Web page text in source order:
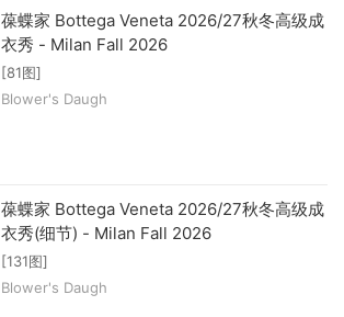
葆蝶家 Bottega Veneta 2026/27秋冬高级成
衣秀 - Milan Fall 2026
[81图]
Blower's Daugh
葆蝶家 Bottega Veneta 2026/27秋冬高级成
衣秀(细节) - Milan Fall 2026
[131图]
Blower's Daugh